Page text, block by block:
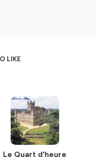
LIKE
Le Quart d'heure